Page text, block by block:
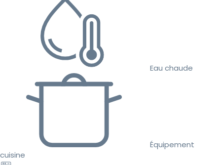
Eau chaude
Équipement
cuisine